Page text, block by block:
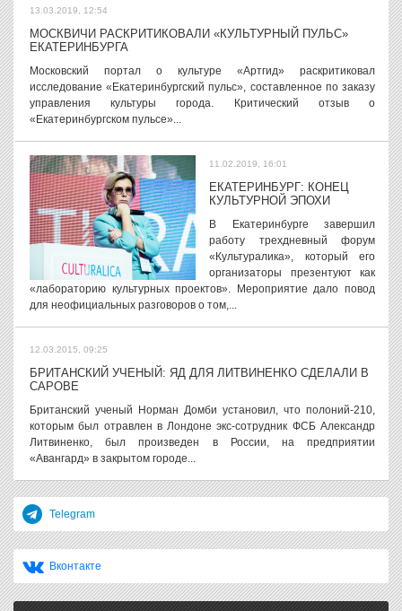
13.03.2019, 12:54
МОСКВИЧИ РАСКРИТИКОВАЛИ «КУЛЬТУРНЫЙ ПУЛЬС»
ЕКАТЕРИНБУРГА
Московский портал о культуре «Артгид» раскритиковал
исследование «Екатеринбургский пульс», составленное по заказу
управления культуры города. Критический отзыв о
«Екатеринбургском пульсе»...
11.02.2019, 16:01
ЕКАТЕРИНБУРГ: КОНЕЦ
КУЛЬТУРНОЙ ЭПОХИ
В Екатеринбурге завершил
работу трехдневный форум
«Культуралика», который его
организаторы презентуют как
«лабораторию культурных проектов». Мероприятие дало повод
для неофициальных разговоров о том,...
12.03.2015, 09:25
БРИТАНСКИЙ УЧЕНЫЙ: ЯД ДЛЯ ЛИТВИНЕНКО СДЕЛАЛИ В
САРОВЕ
Британский ученый Норман Домби установил, что полоний-210,
которым был отравлен в Лондоне экс-сотрудник ФСБ Александр
Литвиненко, был произведен в России, на предприятии
«Авангард» в закрытом городе...
Telegram
Вконтакте